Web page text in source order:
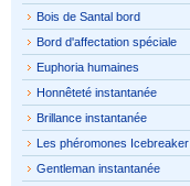
Bois de Santal bord
Bord d'affectation spéciale
Euphoria humaines
Honnêteté instantanée
Brillance instantanée
Les phéromones Icebreaker
Gentleman instantanée